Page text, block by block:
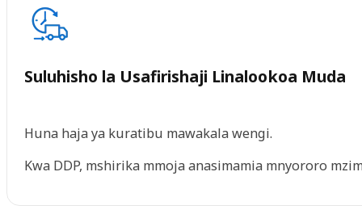
Suluhisho la Usafirishaji Linalookoa Muda
Huna haja ya kuratibu mawakala wengi.
Kwa DDP, mshirika mmoja anasimamia mnyororo